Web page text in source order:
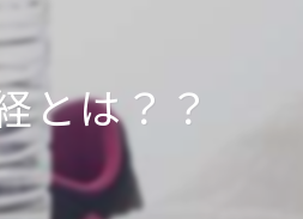
整体
ダイエット
とは？？